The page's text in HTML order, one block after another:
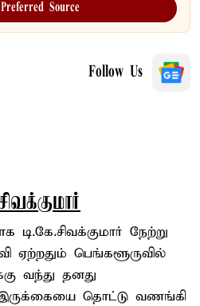
Source
Follow Us
டி.கே.சிவக்குமார் நேற்று
ஏற்றதும் பெங்களூருவில்
வந்து தனது
தொட்டு வணங்கி